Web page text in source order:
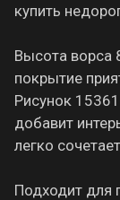
купить
Высота ворса
покрытие
Рисунок
добавит
легко
Подходит для